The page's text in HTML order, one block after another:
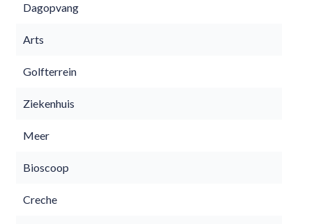
Dagopvang
Arts
Golfterrein
Ziekenhuis
Meer
Bioscoop
Creche